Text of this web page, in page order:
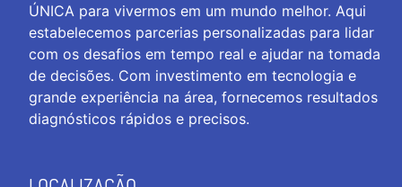
ÚNICA para vivermos em um mundo melhor. Aqui
estabelecemos parcerias personalizadas para lidar
com os desafios em tempo real e ajudar na tomada
de decisões. Com investimento em tecnologia e
grande experiência na área, fornecemos resultados
diagnósticos rápidos e precisos.